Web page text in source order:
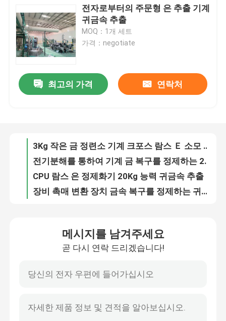
집
제품
우리에 대하여
품질 관리
연락주세요
금 정제화기
전자로부터의 주문형 은 추출 기계
귀금속 추출
MOQ：1개 세트
가격：negotiate
최고의 가격 연락처
3Kg 작은 금 정련소 기계 크포스 람스 Ｅ 소모 금 복구
장비 촉매 변환 장치 PGM 복구를 정제하는 Eco 우호적 백금
고농도 질소 산화물 연관 폐기 가스 처리 장비 시스템
메시지를 남겨주세요
곧 다시 연락 드리겠습니다!